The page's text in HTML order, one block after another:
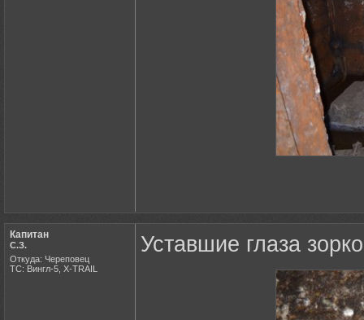
Капитан
С.З.
Откуда: Череповец
ТС: Вингл-5, X-TRAIL
Уставшие глаза